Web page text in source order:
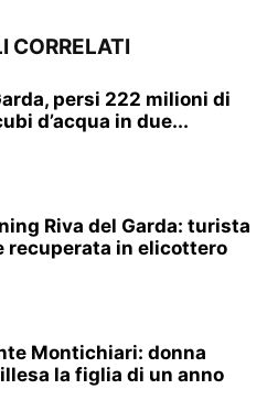
CORRELATI
persi 222 milioni di
d’acqua in due...
Riva del Garda: turista
recuperata in elicottero
Montichiari: donna
la figlia di un anno